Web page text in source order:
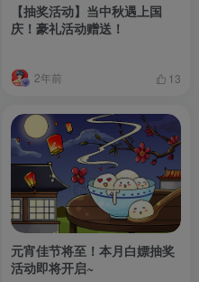
【抽奖活动】当中秋遇上国
庆！豪礼活动赠送！
2年前 13
元宵佳节将至！本月白嫖抽奖
活动即将开启~